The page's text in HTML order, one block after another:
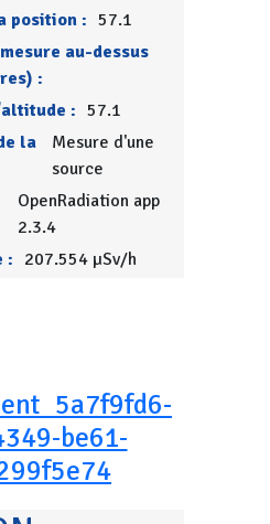
position : 57.1
au-dessus
:
: 57.1
la
Mesure d'une
source
OpenRadiation app
2.3.4
:
207.554 µSv/h
be61-